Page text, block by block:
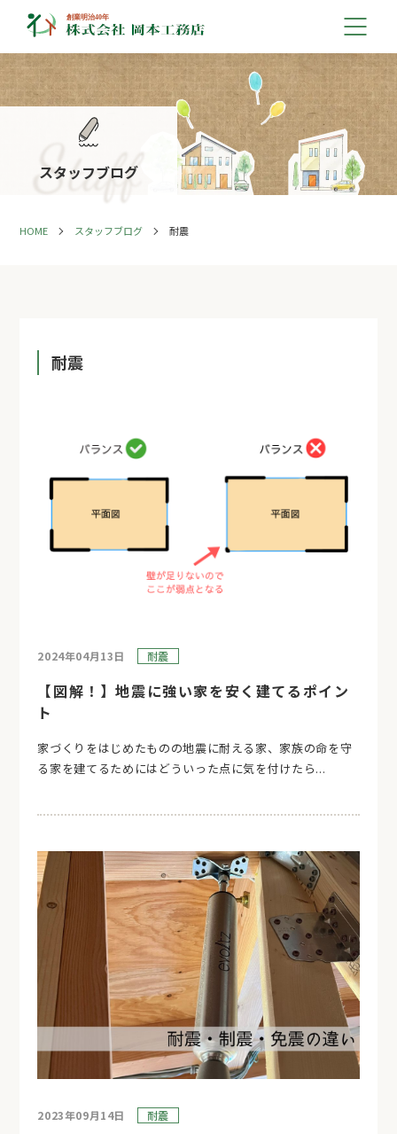
スタッフブログ
HOME スタッフブログ 耐震
耐震
2024年04月13日 耐震
【図解！】地震に強い家を安く建てるポイン
ト
家づくりをはじめたものの地震に耐える家、家族の命を守
る家を建てるためにはどういった点に気を付けたら...
2023年09月14日 耐震